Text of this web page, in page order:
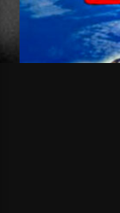
favorite,Metal